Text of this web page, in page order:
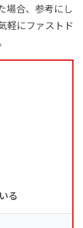
場合、参考にし
軽にファストド
る